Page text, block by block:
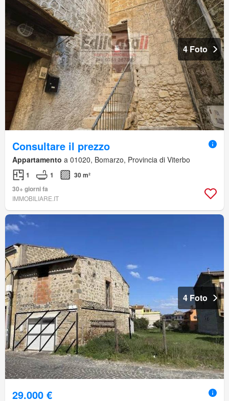
4 Foto
Consultare il prezzo
Appartamento a 01020, Bomarzo, Provincia di Viterbo
1 1
30 m²
30+ giorni fa
IMMOBILIARE.IT
4 Foto
29.000 €